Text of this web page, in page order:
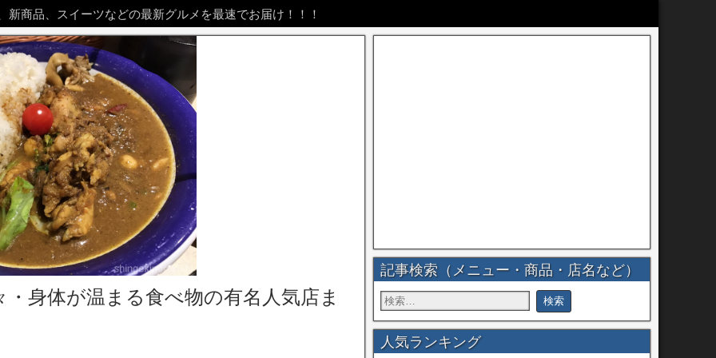
商品、スイーツなどの最新グルメを最速でお届け！！！
身体が温まる食べ物の有名人気店ま
記事検索（メニュー・商品・店名など）
人気ランキング